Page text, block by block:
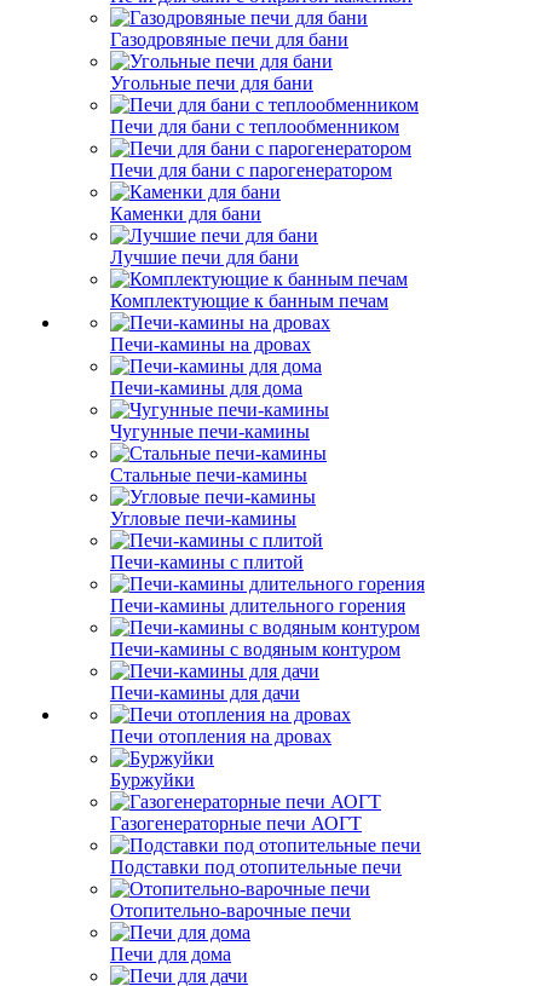
Газодровяные печи для бани
Угольные печи для бани
Печи для бани с теплообменником
Печи для бани с парогенератором
Каменки для бани
Лучшие печи для бани
Комплектующие к банным печам
Печи-камины на дровах
Печи-камины для дома
Чугунные печи-камины
Стальные печи-камины
Угловые печи-камины
Печи-камины с плитой
Печи-камины длительного горения
Печи-камины с водяным контуром
Печи-камины для дачи
Печи отопления на дровах
Буржуйки
Газогенераторные печи АОГТ
Подставки под отопительные печи
Отопительно-варочные печи
Печи для дома